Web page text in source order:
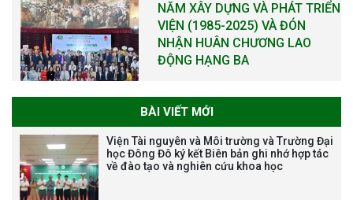
NĂM XÂY DỰNG VÀ PHÁT TRIỂN
VIỆN (1985-2025) VÀ ĐÓN
NHẬN HUÂN CHƯƠNG LAO
ĐỘNG HẠNG BA
Tạm dừng công tác tuyển dụng
viên chức, người lao động các
vị trí việc làm chức danh nghề
BÀI VIẾT MỚI
Viện Tài nguyên và Môi trường và Trường Đại
học Đông Đô ký kết Biên bản ghi nhớ hợp tác
về đào tạo và nghiên cứu khoa học